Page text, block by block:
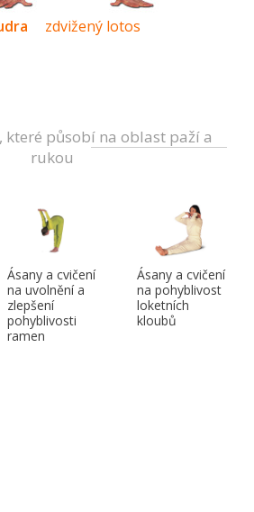
zdvižený lotos
které působí na oblast paží a
rukou
Ásany a cvičení
na uvolnění a
zlepšení
pohyblivosti
ramen
Ásany a cvičení
na pohyblivost
loketních
kloubů